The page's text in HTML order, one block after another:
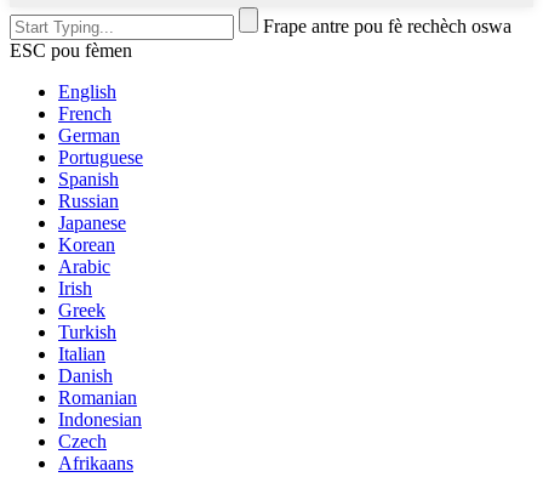
Frape antre pou fè rechèch oswa
ESC pou fèmen
English
French
German
Portuguese
Spanish
Russian
Japanese
Korean
Arabic
Irish
Greek
Turkish
Italian
Danish
Romanian
Indonesian
Czech
Afrikaans